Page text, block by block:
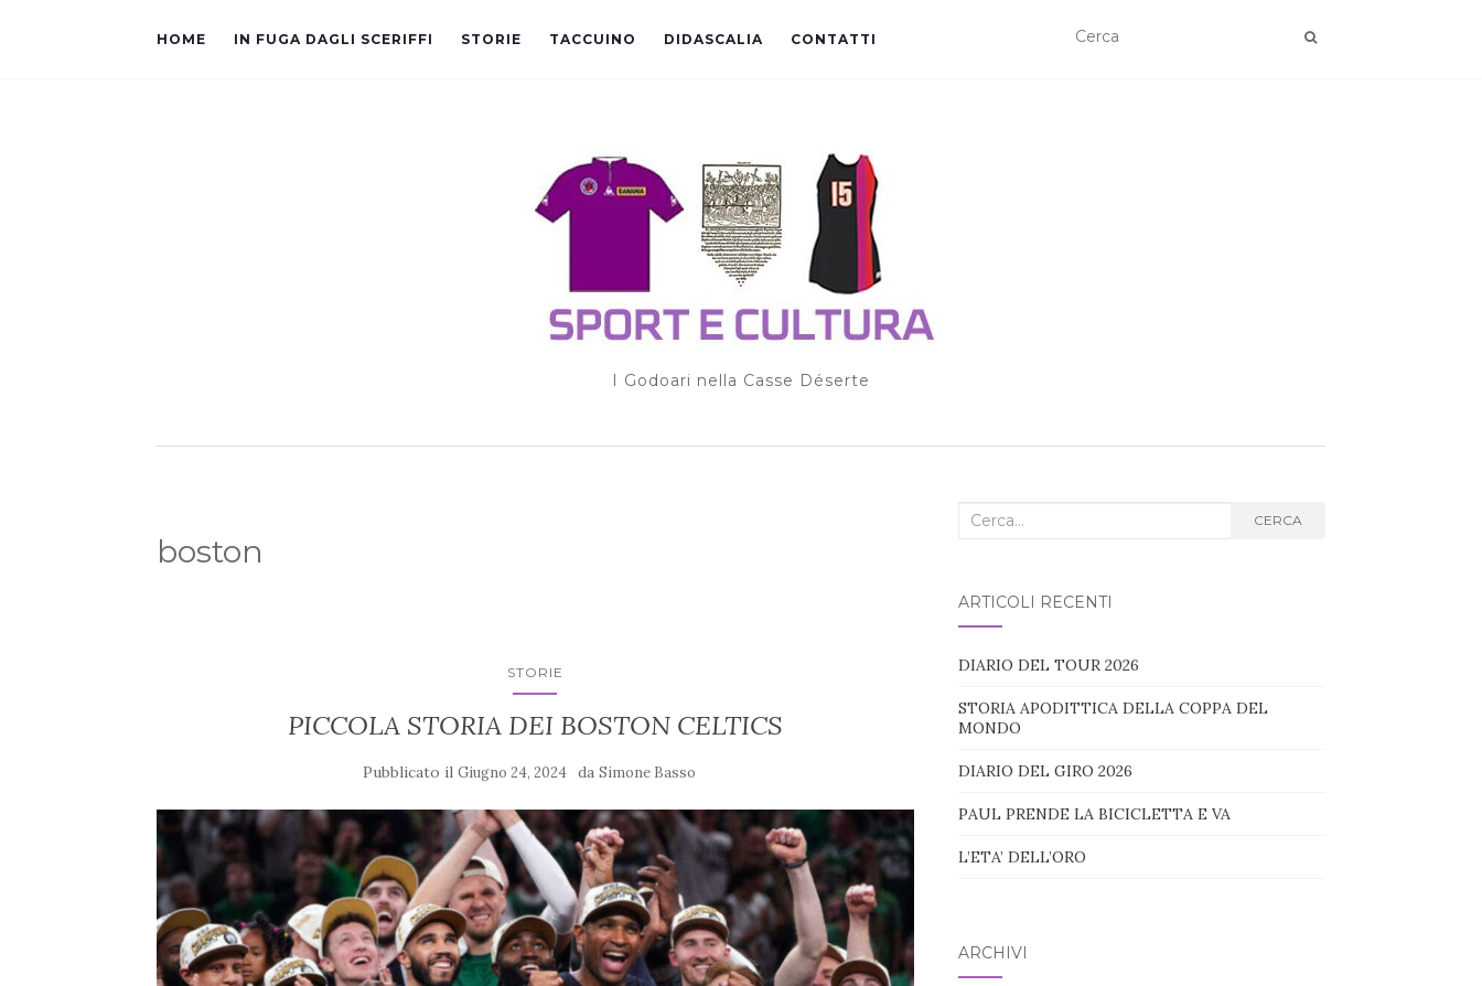
HOME IN FUGA DAGLI SCERIFFI STORIE TACCUINO DIDASCALIA CONTATTI
I Godoari nella Casse Déserte
boston
STORIE
PICCOLA STORIA DEI BOSTON CELTICS
Pubblicato ilGiugno 24, 2024 daSimone Basso
Cerca
CERCA
ARTICOLI RECENTI
DIARIO DEL TOUR 2026
STORIA APODITTICA DELLA COPPA DEL
MONDO
DIARIO DEL GIRO 2026
PAUL PRENDE LA BICICLETTA E VA
L’ETA’ DELL’ORO
ARCHIVI